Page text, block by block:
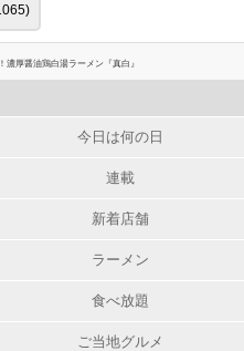
濃厚醤油鶏白湯ラーメン『真白』
今日は何の日
連載
新着店舗
ラーメン
食べ放題
ご当地グルメ